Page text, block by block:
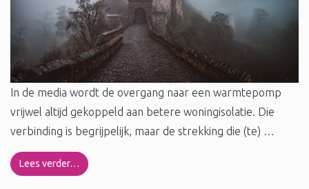
In de media wordt de overgang naar een warmtepomp
vrijwel altijd gekoppeld aan betere woningisolatie. Die
verbinding is begrijpelijk, maar de strekking die (te) …
Lees verder…